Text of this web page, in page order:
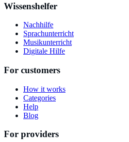
Wissenshelfer
Nachhilfe
Sprachunterricht
Musikunterricht
Digitale Hilfe
For customers
How it works
Categories
Help
Blog
For providers